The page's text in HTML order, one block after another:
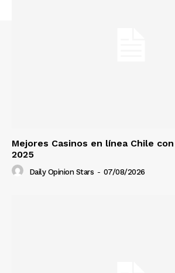
Mejores Casinos en línea Chile
2025
Daily Opinion Stars - 07/08/2026